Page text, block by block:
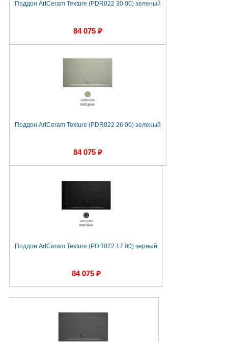
Поддон ArtCeram Texture (PDR022 30 00) зеленый
84 075 ₽
Поддон ArtCeram Texture (PDR022 26 00) зеленый
84 075 ₽
Поддон ArtCeram Texture (PDR022 17 00) черный
84 075 ₽